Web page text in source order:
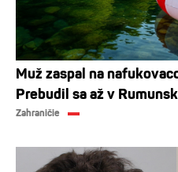
Muž zaspal na
Prebudil sa až v
Zahraničie